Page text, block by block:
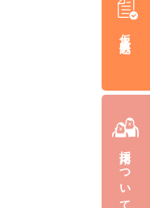
仮入居申込み
採用について